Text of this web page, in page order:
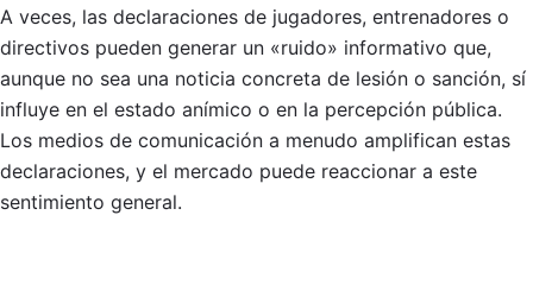
A veces, las declaraciones de jugadores, entrenadores o
directivos pueden generar un «ruido» informativo que,
aunque no sea una noticia concreta de lesión o sanción, sí
influye en el estado anímico o en la percepción pública.
Los medios de comunicación a menudo amplifican estas
declaraciones, y el mercado puede reaccionar a este
sentimiento general.